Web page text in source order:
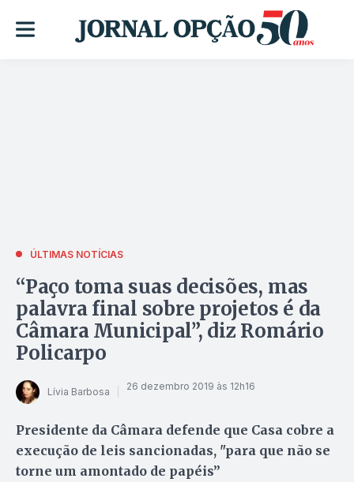
ÚLTIMAS NOTÍCIAS
“Paço toma suas decisões, mas
palavra final sobre projetos é da
Câmara Municipal”, diz Romário
Policarpo
Lívia Barbosa 26 dezembro 2019 às 12h16
Presidente da Câmara defende que Casa cobre a
execução de leis sancionadas, "para que não se
torne um amontado de papéis”